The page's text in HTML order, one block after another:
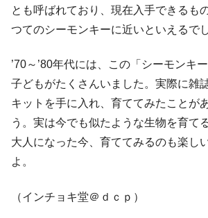
とも呼ばれており、現在入手できるも
つてのシーモンキーに近いといえるで
’70～’80年代には、この「シーモンキ
子どもがたくさんいました。実際に雑
キットを手に入れ、育ててみたことが
う。実は今でも似たような生物を育て
大人になった今、育ててみるのも楽し
よ。
（インチョキ堂＠ｄｃｐ）